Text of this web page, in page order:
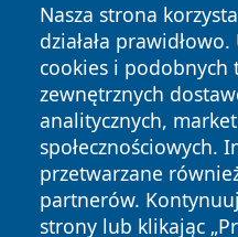
Nasza strona
działała
cookies i
zewnętrznych
analitycznych,
społecznościowych.
przetwarzane
partnerów.
strony lub klikając
Copyright © 2026
zastrzeżone.